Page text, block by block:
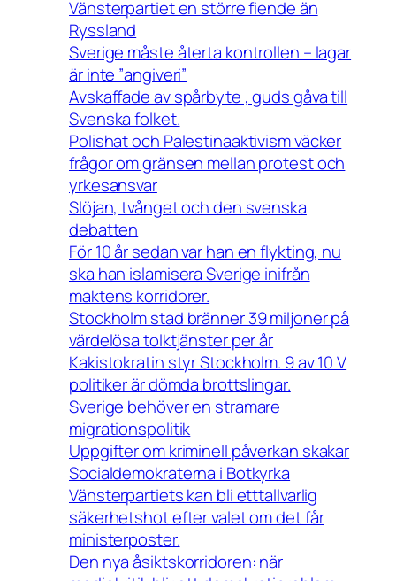
Vänsterpartiet en större fiende än
Ryssland
Sverige måste återta kontrollen – lagar
är inte ”angiveri”
Avskaffade av spårbyte , guds gåva till
Svenska folket.
Polishat och Palestinaaktivism väcker
frågor om gränsen mellan protest och
yrkesansvar
Slöjan, tvånget och den svenska
debatten
För 10 år sedan var han en flykting, nu
ska han islamisera Sverige inifrån
maktens korridorer.
Stockholm stad bränner 39 miljoner på
värdelösa tolktjänster per år
Kakistokratin styr Stockholm. 9 av 10 V
politiker är dömda brottslingar.
Sverige behöver en stramare
migrationspolitik
Uppgifter om kriminell påverkan skakar
Socialdemokraterna i Botkyrka
Vänsterpartiets kan bli etttallvarlig
säkerhetshot efter valet om det får
ministerposter.
Den nya åsiktskorridoren: när